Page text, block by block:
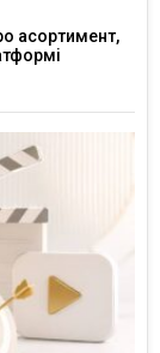
асортимент,